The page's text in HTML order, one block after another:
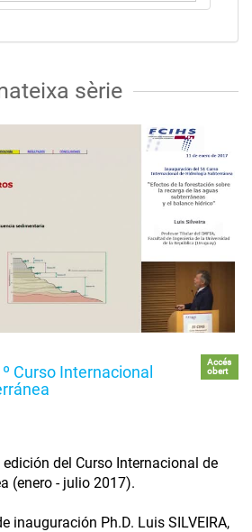
sèrie
Curso Internacional
Accés
obert
del Curso Internacional de
(enero - julio 2017).
inauguración Ph.D. Luis SILVEIRA,